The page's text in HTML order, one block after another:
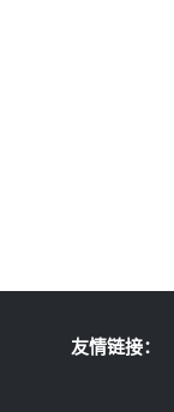
友情链接：